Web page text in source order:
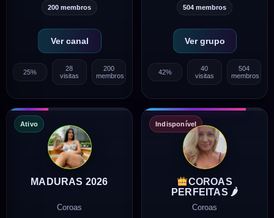
200 membros
Ver canal
25%
28
visitas
200
membros
504 membros
Ver grupo
42%
40
visitas
504
membros
Ativo
MADURAS 2026
Coroas
Indisponível
COROAS
PERFEITAS 🌶
Coroas